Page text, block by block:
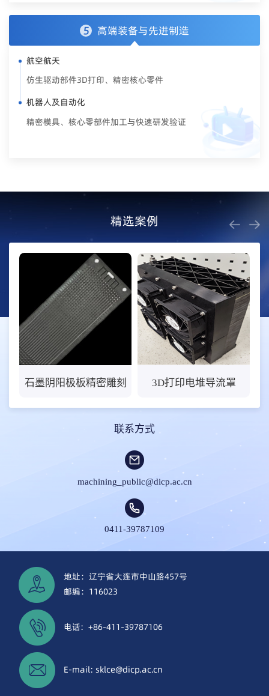
5 高端装备与先进制造
航空航天
仿生驱动部件3D打印、精密核心零件
机器人及自动化
精密模具、核心零部件加工与快速研发验证
精选案例
极板精密雕刻 3D打印电堆导流罩 无人机架3D
联系方式
machining_public@dicp.ac.cn
0411-39787109
地址：辽宁省大连市中山路457号
邮编：116023
电话: +86-411-39787106
E-mail: sklce@dicp.ac.cn